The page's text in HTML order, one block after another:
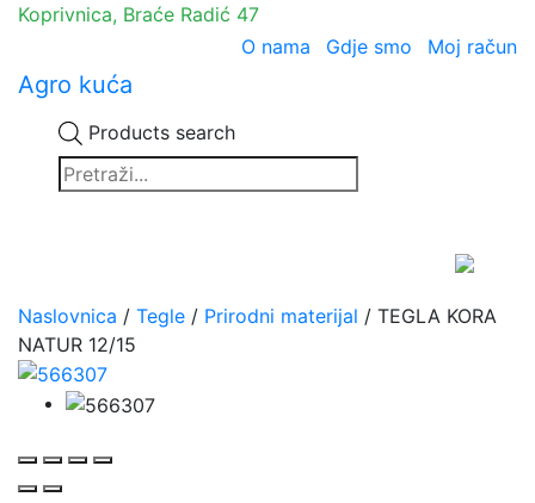
Koprivnica, Braće Radić 47
O nama
Gdje smo Moj račun
Agro kuća
Products search
Naslovnica / Tegle / Prirodni materijal / TEGLA KORA
NATUR 12/15